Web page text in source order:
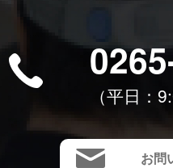
（平⽇：
お問